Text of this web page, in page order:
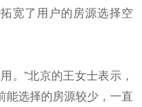
宽了用户的房源选择空
。”北京的王女士表示，
能选择的房源较少，一直